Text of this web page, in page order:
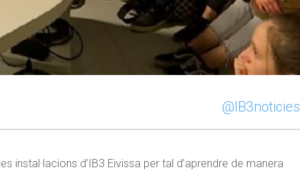
@IB3noticies
instal·lacions d’IB3 Eivissa per tal d’aprendre de manera